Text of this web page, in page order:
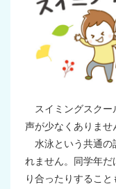
スイミングスクー
声が少なくありませ
水泳という共通の
れません。同学年だ
り合ったりするこ